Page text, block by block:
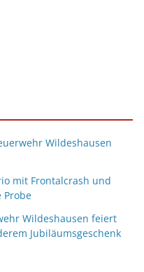
Wildeshausen
mit Frontalcrash und
Probe
Wildeshausen feiert
Jubiläumsgeschenk